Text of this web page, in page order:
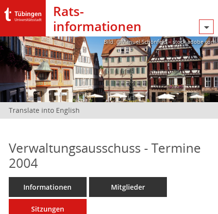
Rats­
informationen
Bild: @Manuel Schönfeld – stock.adobe.com
Translate into English
Verwaltungsausschuss - Termine
2004
Informationen Mitglieder
Sitzungen